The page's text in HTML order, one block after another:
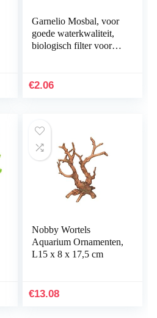
Garnelio Mosbal, voor
goede waterkwaliteit,
biologisch filter voor
€2.06
Nobby Wortels
Aquarium Ornamenten,
L15 x 8 x 17,5 cm
€13.08